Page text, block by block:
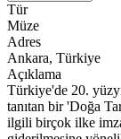
Tür
Müze
Adres
Ankara, Türkiye
Açıklama
Türkiye'de 20.
tanıtan bir 'Doğa
ilgili birçok ilke